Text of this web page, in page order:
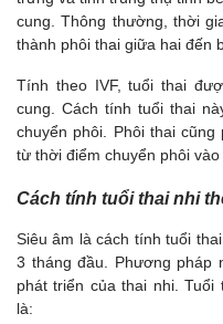
cung. Thông thường, thời
thành phôi thai giữa hai đến
Tính theo IVF, tuổi thai
cung. Cách tính tuổi thai
chuyển phôi. Phôi thai
từ thời điểm chuyển phôi vào
Cách tính tuổi thai nhi
Siêu âm là cách tính tuổi
3 tháng đầu. Phương
phát triển của thai nhi.
là: